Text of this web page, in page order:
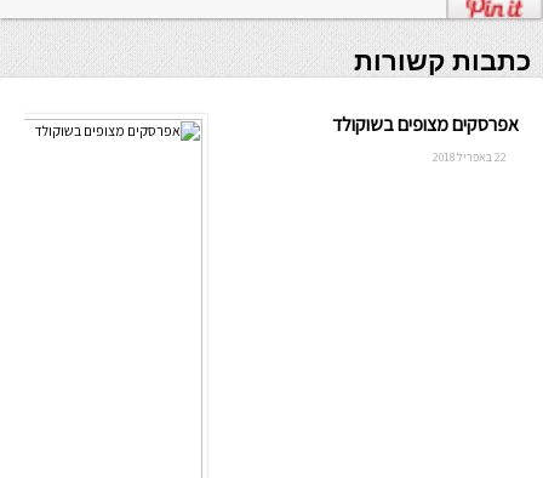
כתבות קשורות
אפרסקים מצופים בשוקולד
22 באפריל 2018